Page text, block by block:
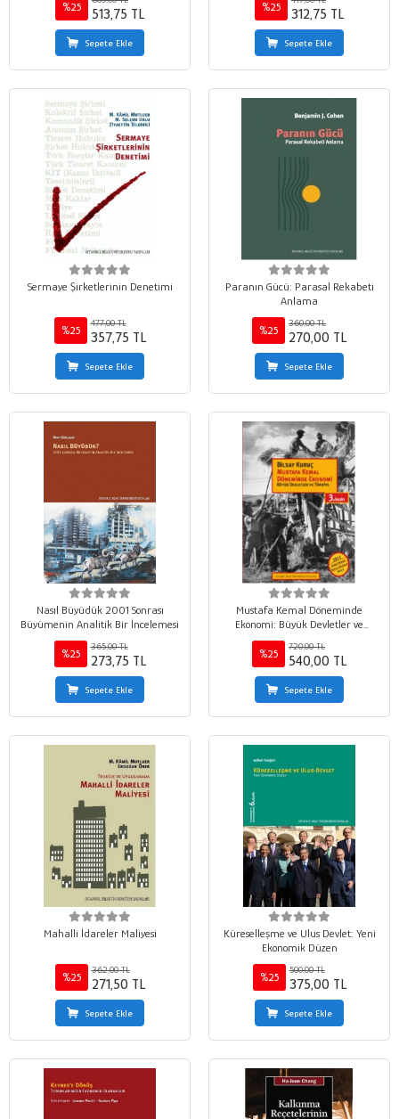
%25 513,75 TL
Sepete Ekle
%25 312,75 TL
Sepete Ekle
Sermaye Şirketlerinin Denetimi
%25
477,00 TL
357,75 TL
Sepete Ekle
Paranın Gücü: Parasal Rekabeti
Anlama
%25
360,00 TL
270,00 TL
Sepete Ekle
Nasıl Büyüdük 2001 Sonrası
Büyümenin Analitik Bir İncelemesi
%25
365,00 TL
273,75 TL
Sepete Ekle
Mustafa Kemal Döneminde
Ekonomi: Büyük Devletler ve
Türkiye
%25
720,00 TL
540,00 TL
Sepete Ekle
Mahalli İdareler Maliyesi
%25
362,00 TL
271,50 TL
Sepete Ekle
Küreselleşme ve Ulus Devlet: Yeni
Ekonomik Düzen
%25
500,00 TL
375,00 TL
Sepete Ekle